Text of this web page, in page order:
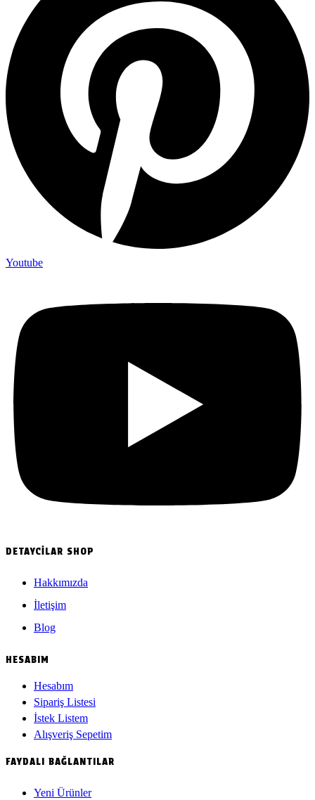
Youtube
DETAYCILAR SHOP
Hakkımızda
İletişim
Blog
HESABIM
Hesabım
Sipariş Listesi
İstek Listem
Alışveriş Sepetim
FAYDALI BAĞLANTILAR
Yeni Ürünler